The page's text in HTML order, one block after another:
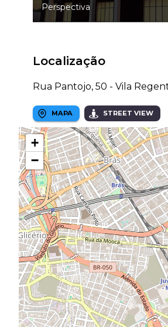
Perspectiva
Localização
Rua Pantojo, 50 - Vila
MAPA STREET VIEW
+
−